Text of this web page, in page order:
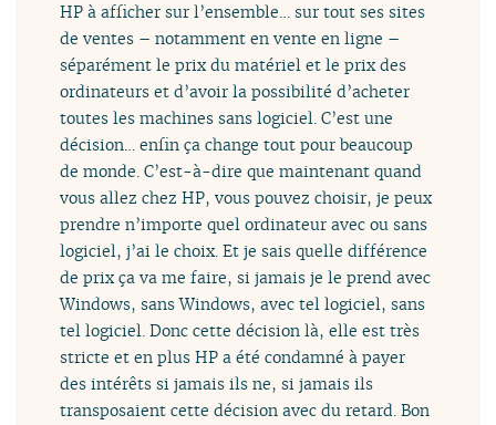
HP à afficher sur l’ensemble… sur tout ses sites
de ventes – notamment en vente en ligne –
séparément le prix du matériel et le prix des
ordinateurs et d’avoir la possibilité d’acheter
toutes les machines sans logiciel. C’est une
décision… enfin ça change tout pour beaucoup
de monde. C’est-à-dire que maintenant quand
vous allez chez HP, vous pouvez choisir, je peux
prendre n’importe quel ordinateur avec ou sans
logiciel, j’ai le choix. Et je sais quelle différence
de prix ça va me faire, si jamais je le prend avec
Windows, sans Windows, avec tel logiciel, sans
tel logiciel. Donc cette décision là, elle est très
stricte et en plus HP a été condamné à payer
des intérêts si jamais ils ne, si jamais ils
transposaient cette décision avec du retard. Bon